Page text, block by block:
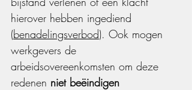
hierover hebben ingediend
(benadelingsverbod). Ook mogen
werkgevers de
arbeidsovereenkomsten om deze
redenen niet beëindigen